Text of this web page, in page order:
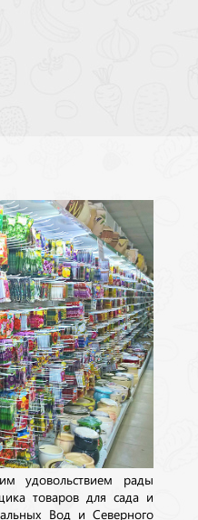
удовольствием рады
товаров для сада и
Вод и Северного